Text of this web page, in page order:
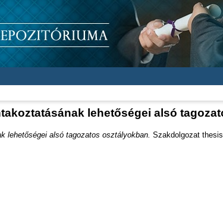
lehetőségei alsó
lehetőségei alsó tagozatos osztályokban. Szakdolgozat